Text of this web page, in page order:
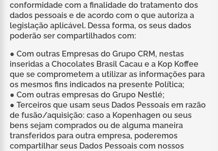
conformidade com a finalidade do tratamento dos
dados pessoais e de acordo com o que autoriza a
legislação aplicável. Dessa forma, os seus dados
poderão ser compartilhados com:
● Com outras Empresas do Grupo CRM, nestas
inseridas a Chocolates Brasil Cacau e a Kop Koffee
que se comprometem a utilizar as informações para
os mesmos fins indicados na presente Política;
● Com outras empresas do Grupo Nestlé;
● Terceiros que usam seus Dados Pessoais em razão
de fusão/aquisição: caso a Kopenhagen ou seus
bens sejam comprados ou de alguma maneira
transferidos para outra empresa, poderemos
compartilhar seus Dados Pessoais com nossos